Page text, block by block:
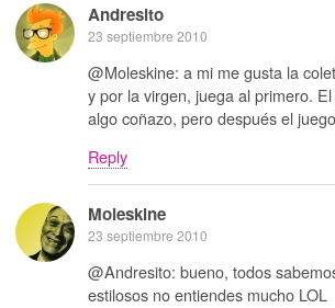
Andresito
23 septiembre 2010
@Moleskine: a mi me gusta la
y por la virgen, juega al primero.
algo coñazo, pero después el
Reply
Moleskine
23 septiembre 2010
@Andresito: bueno, todos
estilosos no entiendes mucho LOL